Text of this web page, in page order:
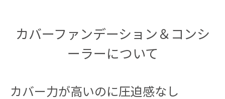
カバーファンデーション＆コンシ
ーラーについて
カバー力が高いのに圧迫感なし